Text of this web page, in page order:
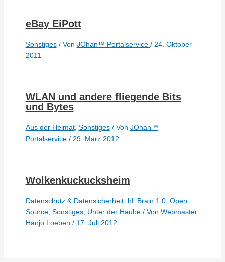
eBay EiPott
Sonstiges/ Von JOhan™ Portalservice / 24. Oktober
2011
WLAN und andere fliegende Bits
und Bytes
Aus der Heimat, Sonstiges/ Von JOhan™
Portalservice / 29. März 2012
Wolkenkuckucksheim
Datenschutz & Datensicherheit, hL Brain 1.0, Open
Source, Sonstiges, Unter der Haube/ Von Webmaster
Hanjo Loeben / 17. Juli 2012